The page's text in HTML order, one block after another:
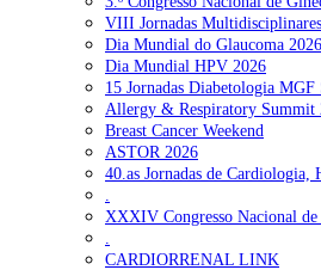
RECENTES
Ordem dos Médicos alerta para riscos
Portugal está a formar os médicos de
Estudantes de Medicina
SCORA X-Change Portugal promove
ANEM reúne com coordenador do
VIII Jornadas
Dia Mundial do Glaucoma 2026
Dia Mundial HPV 2026
15 Jornadas Diabetologia MGF
Allergy & Respiratory Summit
Breast Cancer Weekend
ASTOR 2026
40.as Jornadas de Cardiologia,
.
XXXIV Congresso Nacional
.
CARDIORRENAL LINK